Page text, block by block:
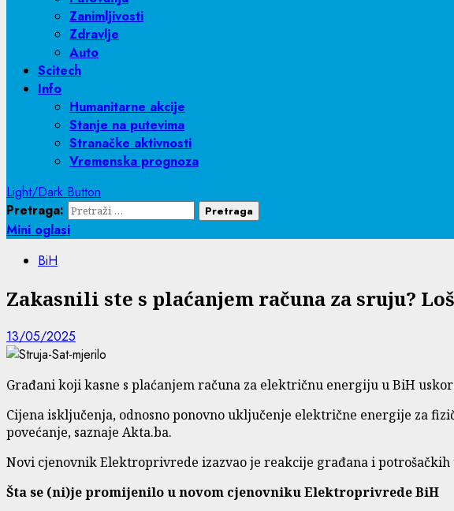
Zanimljivosti
Zdravlje
Auto
Scitech
Info
Humanitarne akcije
Stanje na putevima
Stranačke aktivnosti
Vremenska prognoza
Light/Dark Button
Pretraga:
Mini oglasi
BiH
Zakasnili ste s plaćanjem računa za sruju?
13/05/2025
Građani koji kasne s plaćanjem računa za električnu energiju u BiH
Cijena isključenja, odnosno ponovno uključenje električne energije za
povećanje, saznaje Akta.ba.
Novi cjenovnik Elektroprivrede izazvao je reakcije građana i
Šta se (ni)je promijenilo u novom cjenovniku Elektroprivrede BiH